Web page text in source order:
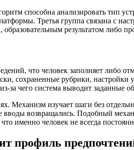
способна анализировать тип
Третья группа связана с
результатом либо
что человек заполняет
сохраненные рубрики,
за чего система выводит заданные
Механизм изучает шаги без
возвращались. Подобный
именно человек не всегда
профиль